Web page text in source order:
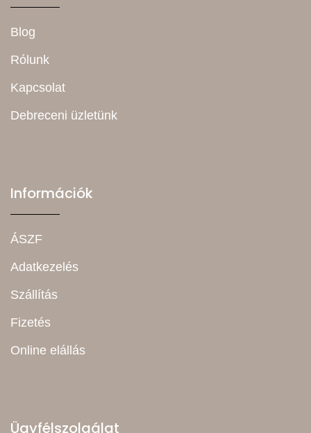
Blog
Rólunk
Kapcsolat
Debreceni üzletünk
Információk
ÁSZF
Adatkezelés
Szállítás
Fizetés
Online elállás
Ügyfélszolgálat